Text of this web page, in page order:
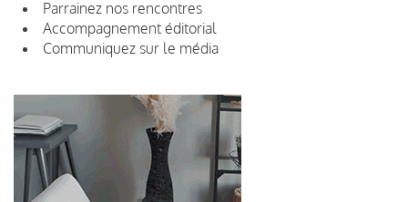
Parrainez nos rencontres
Accompagnement éditorial
Communiquez sur le média